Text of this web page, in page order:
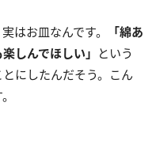
はお皿なんです。
「綿あ
しんでほしい」 という
にしたんだそう。こん